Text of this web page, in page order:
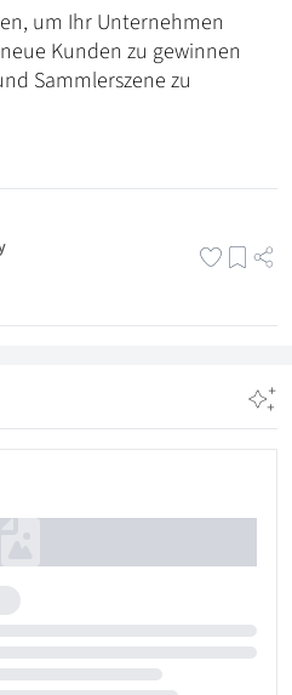
um Ihr Unternehmen
Kunden zu gewinnen
Sammlerszene zu